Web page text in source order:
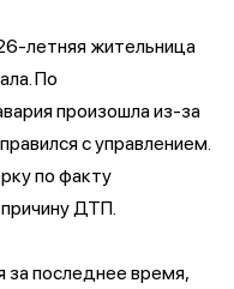
летняя жительница
По
произошла из-за
с управлением.
по факту
ДТП.
за последнее время,